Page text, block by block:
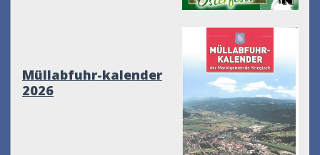
Müllabfuhr-kalender
2026